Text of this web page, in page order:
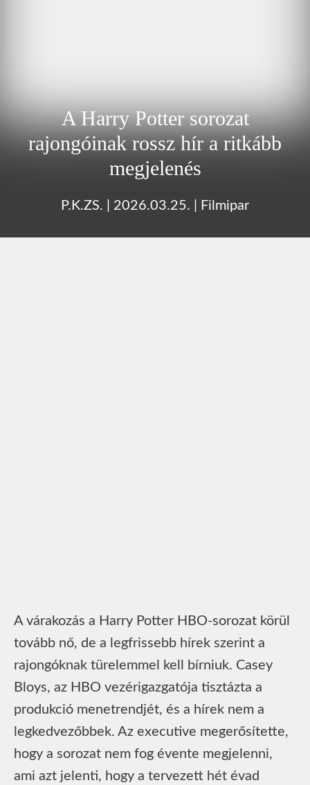
A Harry Potter sorozat
rajongóinak rossz hír a ritkább
megjelenés
P.K.ZS. 2026.03.25. Filmipar
A várakozás a Harry Potter HBO-sorozat körül
tovább nő, de a legfrissebb hírek szerint a
rajongóknak türelemmel kell bírniuk. Casey
Bloys, az HBO vezérigazgatója tisztázta a
produkció menetrendjét, és a hírek nem a
legkedvezőbbek. Az executive megerősítette,
hogy a sorozat nem fog évente megjelenni,
ami azt jelenti, hogy a tervezett hét évad